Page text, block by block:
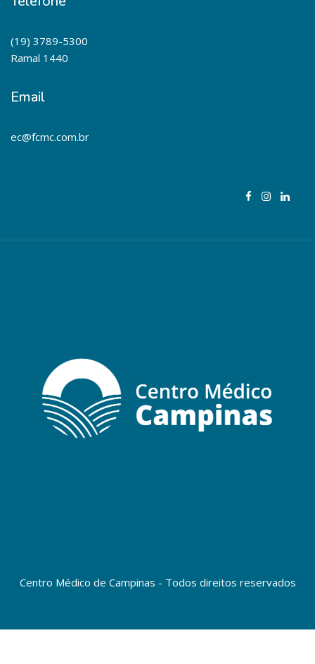
(19) 3789-5300
Ramal 1440
Email
ec@fcmc.com.br
Centro Médico de Campinas - Todos direitos reservados